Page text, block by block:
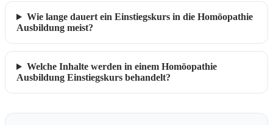
Wie lange dauert ein Einstiegskurs in die Homöopathie
Ausbildung meist?
Welche Inhalte werden in einem Homöopathie
Ausbildung Einstiegskurs behandelt?